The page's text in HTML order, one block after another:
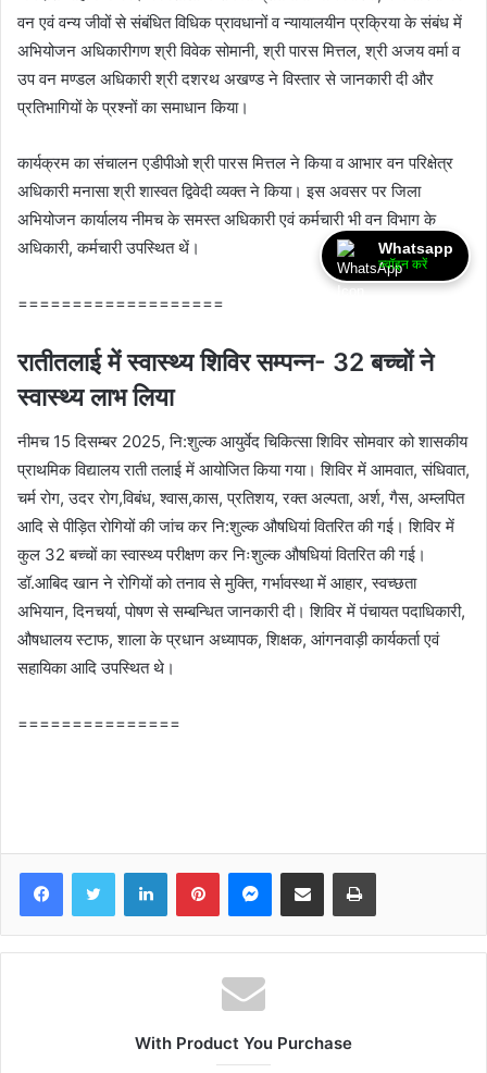
वन एवं वन्य जीवों से संबंधित विधिक प्रावधानों व न्यायालयीन प्रक्रिया के संबंध में
अभियोजन अधिकारीगण श्री विवेक सोमानी, श्री पारस मित्तल, श्री अजय वर्मा व
उप वन मण्डल अधिकारी श्री दशरथ अखण्ड ने विस्‍तार से जानकारी दी और
प्रतिभागि‍यों के प्रश्नों का समाधान किया।
कार्यक्रम का संचालन एडीपीओ श्री पारस मित्तल ने किया व आभार वन परिक्षेत्र
अधिकारी मनासा श्री शास्वत द्विवेदी व्‍यक्‍त ने किया। इस अवसर पर जिला
अभियोजन कार्यालय नीमच के समस्त अधिकारी एवं कर्मचारी भी वन विभाग के
अधिकारी, कर्मचारी उपस्थित थें।
===================
रातीतलाई में स्‍वास्‍थ्‍य शिविर सम्‍पन्‍न- 32 बच्‍चों ने
स्‍वास्‍थ्‍य लाभ लिया
नीमच 15 दिसम्‍बर 2025, नि:शुल्क आयुर्वेद चिकित्सा शिविर सोमवार को शासकीय
प्राथमिक विद्यालय राती तलाई में आयोजित किया गया। शिविर में आमवात, संधिवात,
चर्म रोग, उदर रोग,विबंध, श्वास,कास, प्रतिशय, रक्त अल्पता, अर्श, गैस, अम्लपित
आदि से पीड़ित रोगियों की जांच कर नि:शुल्क औषधियां वितरित की गई। शिविर में
कुल 32 बच्चों का स्वास्थ्य परीक्षण कर निःशुल्क औषधियां वितरित की गई।
डॉ.आबिद खान ने रोगियों को तनाव से मुक्ति, गर्भावस्था में आहार, स्वच्छता
अभियान, दिनचर्या, पोषण से सम्बन्धित जानकारी दी। शिविर में पंचायत पदाधिकारी,
औषधालय स्टाफ, शाला के प्रधान अध्यापक, शिक्षक, आंगनवाड़ी कार्यकर्ता एवं
सहायिका आदि उपस्थित थे।
===============
FacebookTwitter LinkedInPinterestMessenger
Share via Email Print
With Product You Purchase
Whatsapp
ज्वॉइन करें